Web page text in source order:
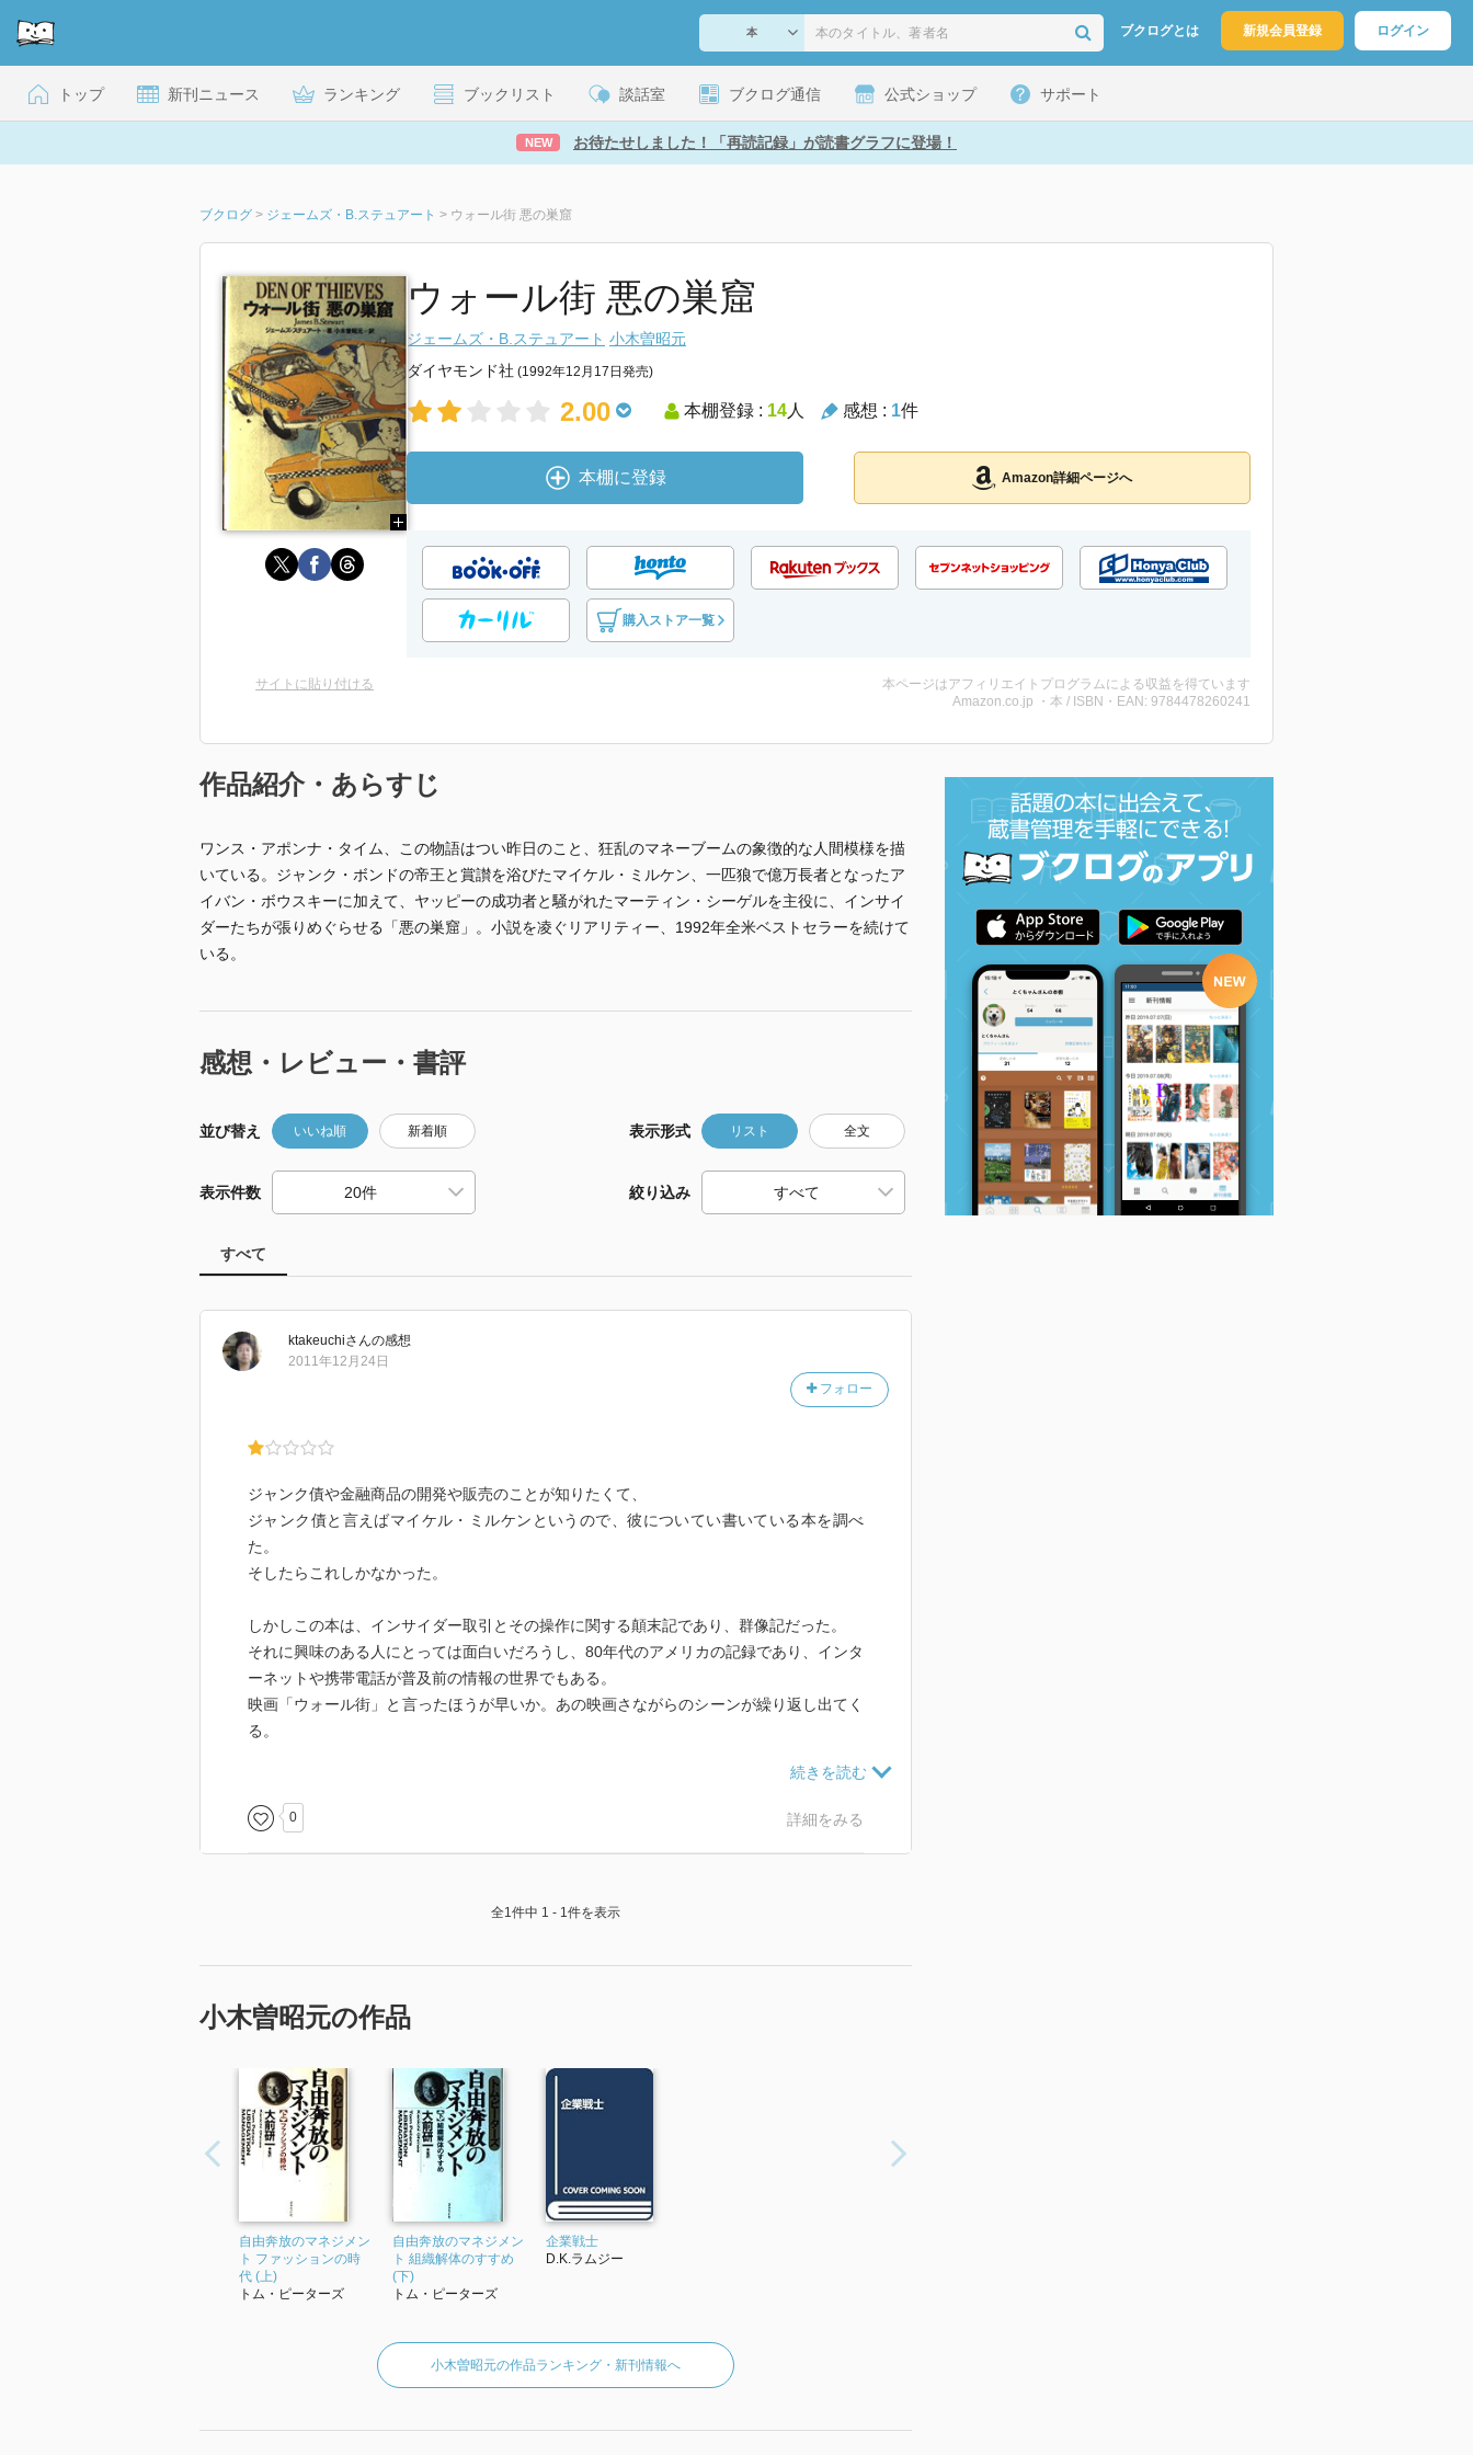
ブクログとは 新規会員登録 ログイン
トップ 新刊ニュース ランキング ブックリスト 談話室 ブクログ通信 公式ショップ サポート
NEW お待たせしました！「再読記録」が読書グラフに登場！
ブクログ > ジェームズ・B.ステュアート > ウォール街 悪の巣窟
ウォール街 悪の巣窟
ジェームズ・B.ステュアート 小木曽昭元
ダイヤモンド社 (1992年12月17日発売)
2.00 本棚登録 : 14人 感想 : 1件
本棚に登録 Amazon詳細ページへ
購入ストア一覧
サイトに貼り付ける
本ページはアフィリエイトプログラムによる収益を得ています
Amazon.co.jp ・本 / ISBN・EAN: 9784478260241
作品紹介・あらすじ
ワンス・アポンナ・タイム、この物語はつい昨日のこと、狂乱のマネーブームの象徴的な人間模様を描
いている。ジャンク・ボンドの帝王と賞讃を浴びたマイケル・ミルケン、一匹狼で億万長者となったア
イバン・ボウスキーに加えて、ヤッピーの成功者と騒がれたマーティン・シーゲルを主役に、インサイ
ダーたちが張りめぐらせる「悪の巣窟」。小説を凌ぐリアリティー、1992年全米ベストセラーを続けて
いる。
感想・レビュー・書評
並び替え いいね順 新着順 表示形式 リスト 全文
表示件数 絞り込み
すべて
ktakeuchiさんの感想
フォロー
2011年12月24日
ジャンク債や金融商品の開発や販売のことが知りたくて、
ジャンク債と言えばマイケル・ミルケンというので、彼についてい書いている本を調べ
た。
そしたらこれしかなかった。
しかしこの本は、インサイダー取引とその操作に関する顛末記であり、群像記だった。
それに興味のある人にとっては面白いだろうし、80年代のアメリカの記録であり、インタ
ーネットや携帯電話が普及前の情報の世界でもある。
映画「ウォール街」と言ったほうが早いか。あの映画さながらのシーンが繰り返し出てく
る。
だけど、私が読みたかったのはマイケル・ダグラスではなかったので、的外れだった。
本が悪いというよりかは、狙いが違った。
0 詳細をみる
全1件中 1 - 1件を表示
小木曽昭元の作品
自由奔放のマネジメン
ト ファッションの時
代 (上)
トム・ピーターズ
自由奔放のマネジメン
ト 組織解体のすすめ
(下)
トム・ピーターズ
企業戦士
D.K.ラムジー
小木曽昭元の作品ランキング・新刊情報へ